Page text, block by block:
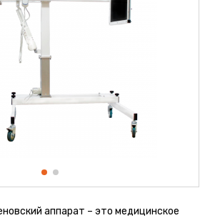
аппарат – это медицинское